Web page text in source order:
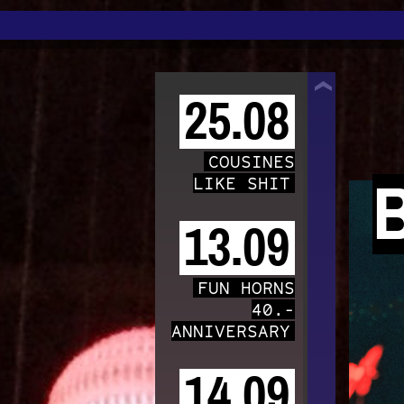
25.08
COUSINES
LIKE SHIT
13.09
FUN HORNS
40.-
ANNIVERSARY